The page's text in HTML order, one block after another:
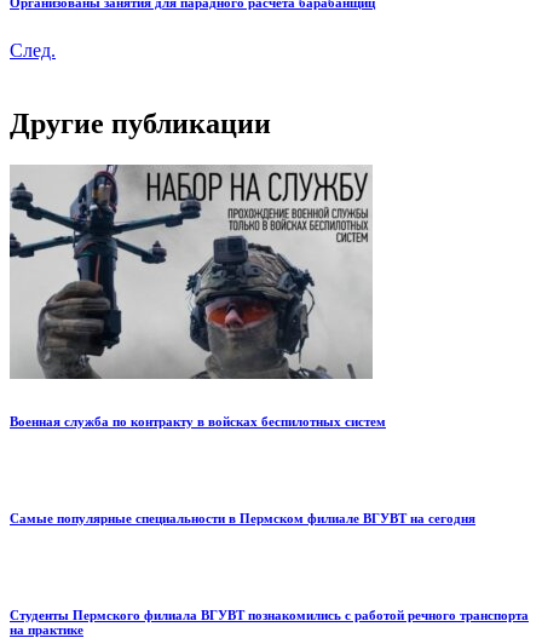
След.
Другие публикации
Военная служба по контракту в войсках беспилотных систем
Самые популярные специальности в Пермском филиале ВГУВТ на сегодня
Студенты Пермского филиала ВГУВТ познакомились с работой речного транспорта
на практике